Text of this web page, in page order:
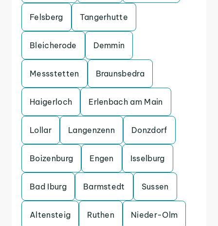
Felsberg Tangerhutte
Bleicherode Demmin
Messstetten Braunsbedra
Haigerloch Erlenbach am Main
Lollar Langenzenn Donzdorf
Boizenburg Engen Isselburg
Bad Iburg Barmstedt Sussen
Altensteig Ruthen Nieder-Olm